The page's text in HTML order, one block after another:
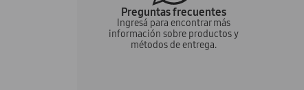
Preguntas frecuentes
Ingresá para encontrar más
información sobre productos y
métodos de entrega.